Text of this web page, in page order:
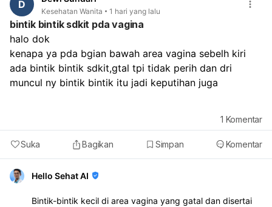
periksa ke dokter kandungan atau dokter umum kalau:
haid tidak datang sampai lebih dari 1–2 minggu,
flek/pendarahan berulang terus,
ada nyeri perut hebat,
bau tidak sedap,
atau darah keluar sangat banyak.
D
Kesehatan Wanita 1 hari yang lalu
bintik bintik sdkit pda vagina
halo dok
kenapa ya pda bgian bawah area vagina sebelh kiri
ada bintik bintik sdkit,gtal tpi tidak perih dan dri
muncul ny bintik bintik itu jadi keputihan juga
Suka Bagikan Simpan Komentar
1 Komentar
Hello Sehat AI
Bintik-bintik kecil di area vagina yang gatal dan disertai